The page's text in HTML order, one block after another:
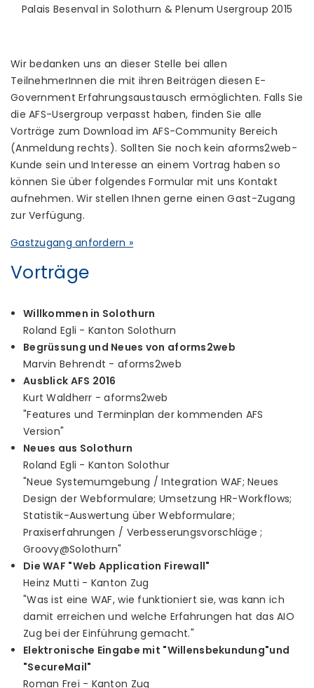
Palais Besenval in Solothurn & Plenum Usergroup 2015
Wir bedanken uns an dieser Stelle bei allen
TeilnehmerInnen die mit ihren Beiträgen diesen E-
Government Erfahrungsaustausch ermöglichten. Falls Sie
die AFS-Usergroup verpasst haben, finden Sie alle
Vorträge zum Download im AFS-Community Bereich
(Anmeldung rechts). Sollten Sie noch kein aforms2web-
Kunde sein und Interesse an einem Vortrag haben so
können Sie über folgendes Formular mit uns Kontakt
aufnehmen. Wir stellen Ihnen gerne einen Gast-Zugang
zur Verfügung.
Gastzugang anfordern »
Vorträge
Willkommen in Solothurn
Roland Egli - Kanton Solothurn
Begrüssung und Neues von aforms2web
Marvin Behrendt - aforms2web
Ausblick AFS 2016
Kurt Waldherr - aforms2web
"Features und Terminplan der kommenden AFS
Version"
Neues aus Solothurn
Roland Egli - Kanton Solothur
"Neue Systemumgebung / Integration WAF; Neues
Design der Webformulare; Umsetzung HR-Workflows;
Statistik-Auswertung über Webformulare;
Praxiserfahrungen / Verbesserungsvorschläge ;
Groovy@Solothurn"
Die WAF "Web Application Firewall"
Heinz Mutti - Kanton Zug
"Was ist eine WAF, wie funktioniert sie, was kann ich
damit erreichen und welche Erfahrungen hat das AIO
Zug bei der Einführung gemacht."
Elektronische Eingabe mit "Willensbekundung"und
"SecureMail"
Roman Frei - Kanton Zug